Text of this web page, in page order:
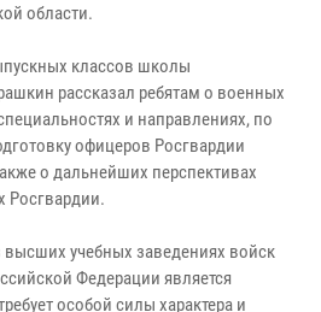
области.
классов школы
рассказал ребятам о военных
и направлениях, по
офицеров Росгвардии
о дальнейших перспективах
Росгвардии.
учебных заведениях войск
Федерации является
особой силы характера и